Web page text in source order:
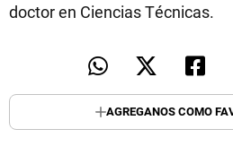
doctor en Ciencias Técnicas.
AGREGANOS COMO